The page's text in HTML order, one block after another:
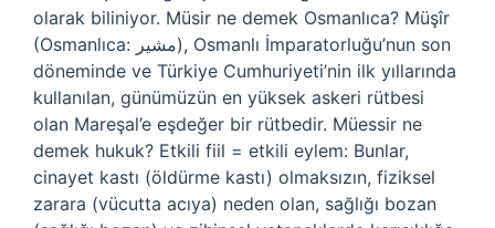
olarak biliniyor. Müsir ne demek Osmanlıca? Müşîr
(Osmanlıca: مشير), Osmanlı İmparatorluğu’nun son
döneminde ve Türkiye Cumhuriyeti’nin ilk yıllarında
kullanılan, günümüzün en yüksek askeri rütbesi
olan Mareşal’e eşdeğer bir rütbedir. Müessir ne
demek hukuk? Etkili fiil = etkili eylem: Bunlar,
cinayet kastı (öldürme kastı) olmaksızın, fiziksel
zarara (vücutta acıya) neden olan, sağlığı bozan